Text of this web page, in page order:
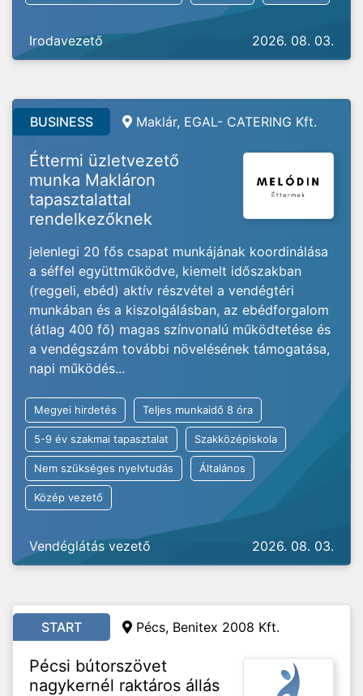
Irodavezető 2026. 08. 03.
BUSINESS Maklár, EGAL- CATERING Kft.
Éttermi üzletvezető
munka Makláron
tapasztalattal
rendelkezőknek
jelenlegi 20 fős csapat munkájának koordinálása
a séffel együttműködve, kiemelt időszakban
(reggeli, ebéd) aktív részvétel a vendégtéri
munkában és a kiszolgálásban, az ebédforgalom
(átlag 400 fő) magas színvonalú működtetése és
a vendégszám további növelésének támogatása,
napi működés...
Megyei hirdetés Teljes munkaidő 8 óra
5-9 év szakmai tapasztalat Szakközépiskola
Nem szükséges nyelvtudás Általános
Közép vezető
Vendéglátás vezető 2026. 08. 03.
START Pécs, Benitex 2008 Kft.
Pécsi bútorszövet
nagykernél raktáros állás